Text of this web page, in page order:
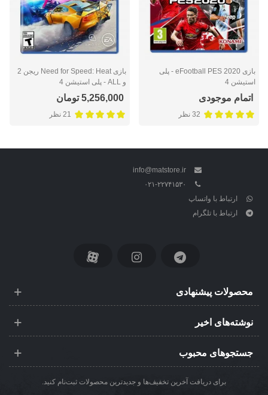
بازی eFootball PES 2020 - پلی
استیشن 4
اتمام موجودی
32 نظر
بازی Need for Speed: Heat ریجن 2
و ALL - پلی استیشن 4
5,256,000 تومان
21 نظر
info@matstore.ir
۰۲۱-۲۲۷۴۱۵۳۰
ارتباط با واتساپ
ارتباط با تلگرام
محصولات پیشنهادی
نوشته‌های اخیر
جستجوهای محبوب
برای دریافت آخرین تخفیف‌ها و جدیدترین محصولات ثبت‌نام کنید.